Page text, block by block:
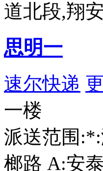
道北段,翔
思明一
速尔快递
一楼
派送范围
榔路 A:安